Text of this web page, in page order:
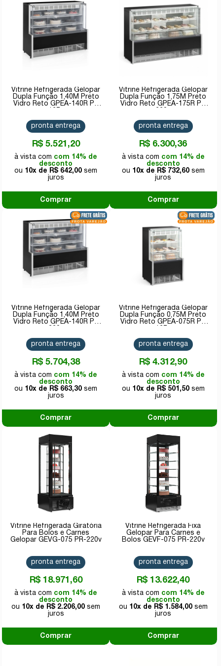
Vitrine Refrigerada Gelopar
Dupla Função 1,40M Preto
Vidro Reto GPEA-140R PR
R$ 5.521,20
com 14% de
desconto
10x de
R$ 642,00
pronta entrega
Comprar
Vitrine Refrigerada Gelopar
Dupla Função 1,75M Preto
Vidro Reto GPEA-175R PR
R$ 6.300,36
com 14% de
desconto
10x de
R$ 732,60
pronta entrega
Comprar
Vitrine Refrigerada Gelopar
Dupla Função 1,40M Preto
Vidro Reto GPEA-140R PR
R$ 5.704,38
com 14% de
desconto
10x de
R$ 663,30
pronta entrega
Comprar
Vitrine Refrigerada Gelopar
Dupla Função 0,75M Preto
Vidro Reto GPEA-075R PR
R$ 4.312,90
com 14% de
desconto
10x de
R$ 501,50
pronta entrega
Comprar
Vitrine Refrigerada Giratória
Para Bolos e Carnes
Gelopar GEVG-075 PR-220v
R$ 18.971,60
com 14% de
desconto
10x de
R$ 2.206,00
pronta entrega
Comprar
Vitrine Refrigerada Fixa
Gelopar Para Carnes e
Bolos GEVF-075 PR-220v
R$ 13.622,40
com 14% de
desconto
10x de
R$ 1.584,00
pronta entrega
Comprar